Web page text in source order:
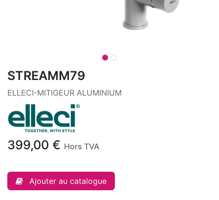
STREAMM79
ELLECI-MITIGEUR ALUMINIUM
399,00 € Hors TVA
Ajouter au catalogue